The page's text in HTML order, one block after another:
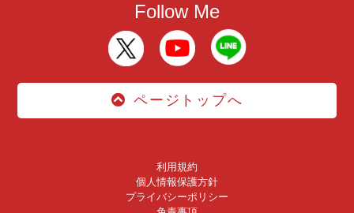
Follow Me
ページトップへ
利用規約
個人情報保護方針
プライバシーポリシー